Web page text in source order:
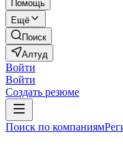
Помощь
Ещё
Поиск
Алтуд
Войти
Войти
Создать резюме
Поиск по компаниям